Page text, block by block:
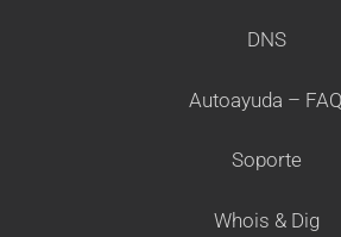
DNS
Autoayuda – FAQ
Soporte
Whois & Dig